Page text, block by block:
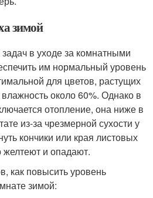
зимой
в уходе за комнатными
им нормальный уровень
для цветов, растущих
около 60%. Однако в
отопление, она ниже в
из-за чрезмерной сухости у
кончики или края листовых
желтеют и опадают.
как повысить уровень
зимой: